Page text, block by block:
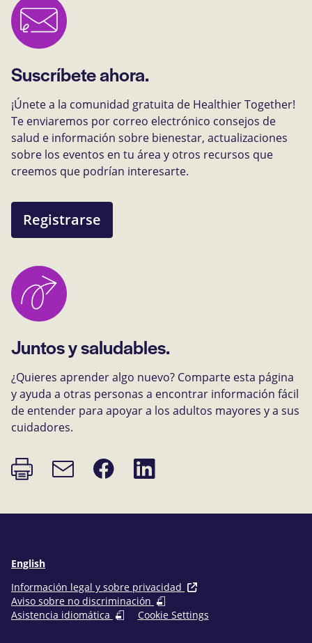
Suscríbete ahora.
¡Únete a la comunidad gratuita de Healthier Together!
Te enviaremos por correo electrónico consejos de
salud e información sobre bienestar, actualizaciones
sobre los eventos en tu área y otros recursos que
creemos que podrían interesarte.
Registrarse
Juntos y saludables.
¿Quieres aprender algo nuevo? Comparte esta página
y ayuda a otras personas a encontrar información fácil
de entender para apoyar a los adultos mayores y a sus
cuidadores.
Imprimir
página
Enlace
de
Compartir
en
Compartir
en
English
Información legal y sobre privacidad
Aviso sobre no discriminación
Asistencia idiomática
Cookie Settings